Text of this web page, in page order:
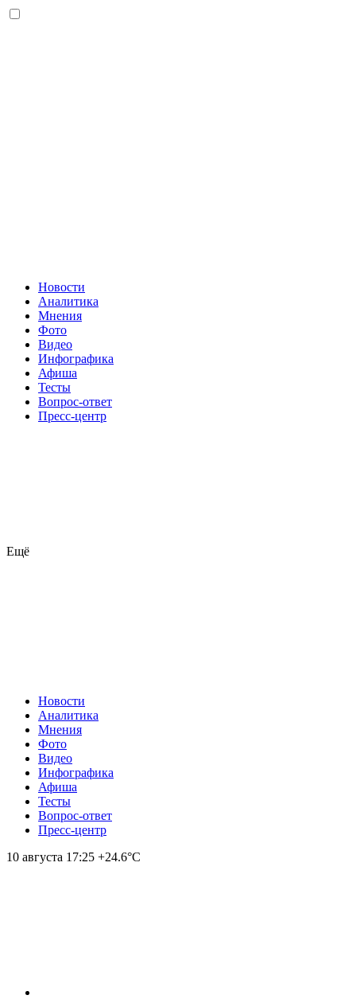
Новости
Аналитика
Мнения
Фото
Видео
Инфографика
Афиша
Тесты
Вопрос-ответ
Пресс-центр
Ещё
Новости
Аналитика
Мнения
Фото
Видео
Инфографика
Афиша
Тесты
Вопрос-ответ
Пресс-центр
10 августа 17:25 +24.6°С